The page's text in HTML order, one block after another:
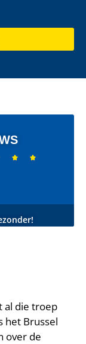
 
al die troep
het Brussel
over de